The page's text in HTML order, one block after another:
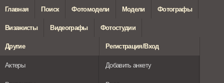
Главная Поиск Фотомодели Модели Фотографы
Визажисты Видеографы Фотостудии
Другие
Актеры
Регистрация/Вход
Добавить анкету